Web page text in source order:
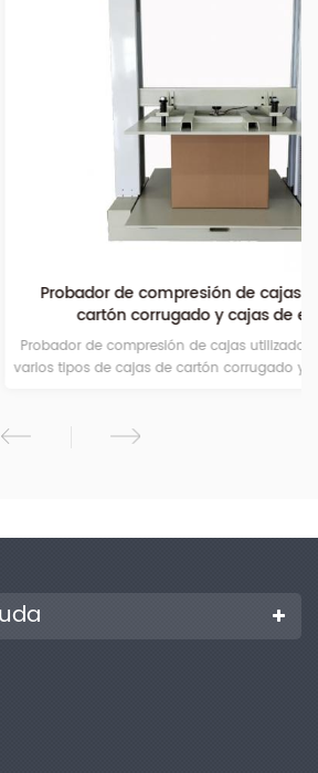
de cajas para cajas de
y cajas de embalaje
de cajas utilizado principalmente en
cartón corrugado y cajas de embalaje.
pequeñas y medianas. Los diversos
utilizando una máquina de prueba de